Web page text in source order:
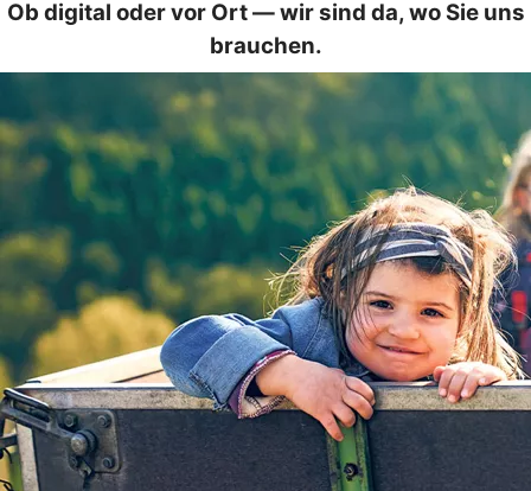
Ob digital oder vor Ort — wir sind da, wo Sie uns
brauchen.